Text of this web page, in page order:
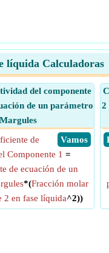
líquida Calculadoras
del componente
de un parámetro
​ Vamos
de
Componente 1 =
de ecuación de un
*(Fracción molar
2 en fase líquida^2))
2